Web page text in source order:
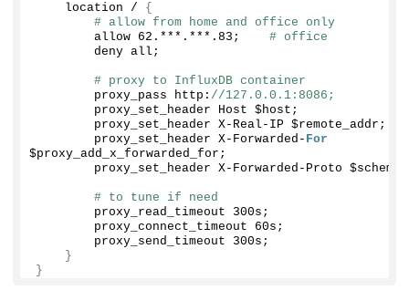
    location /
{
# allow from home and office only
        allow
62. ***.*** .83 ; # office
        deny all;
# proxy to InfluxDB container
        proxy_pass http:
//127.0.0.1:8086;
        proxy_set_header Host $host;
        proxy_set_header X-Real-IP $remote_addr;
        proxy_set_header X-Forwarded-
For
$proxy_add_x_forwarded_for;
        proxy_set_header X-Forwarded-Proto $scheme;
# to tune if need
        proxy_read_timeout 300s;
        proxy_connect_timeout 60s;
        proxy_send_timeout 300s;
}
}